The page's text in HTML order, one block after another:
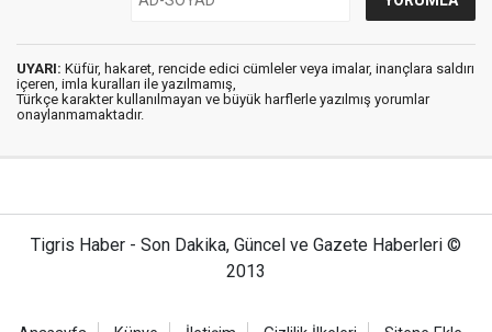
UYARI: Küfür, hakaret, rencide edici cümleler veya imalar, inançlara saldırı
içeren, imla kuralları ile yazılmamış,
Türkçe karakter kullanılmayan ve büyük harflerle yazılmış yorumlar
onaylanmamaktadır.
Tigris Haber - Son Dakika, Güncel ve Gazete Haberleri ©
2013